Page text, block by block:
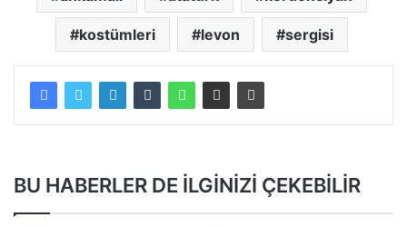
kostümleri levon sergisi
BU HABERLER DE İLGİNİZİ ÇEKEBİLİR